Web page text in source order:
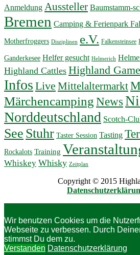
Anmeldung Aussteller Baumstamm-
Bremen Camping & Ferienpark
Motherfroggers Disziplinen e.V. Falkensteinsee
Ganderkesee Helfer gesucht Helmerich
Highland Cattles Highland
Infos Live Mittelaltermarkt
Märchencamping News
Norddeutschland Scotch-
See Stuhr Taster Session Tasting
Rockalots Training
Whiskey Whisky Zeitplan
Copyright © 2015
Wir benutzen Cookies um die
Webseite zu verbessen. Durch
stimmst Du dem zu.
Verstanden Datenschutzerklärung